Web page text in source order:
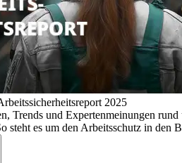
2025
Trends und Expertenmeinungen
steht es um den Arbeitsschutz in den